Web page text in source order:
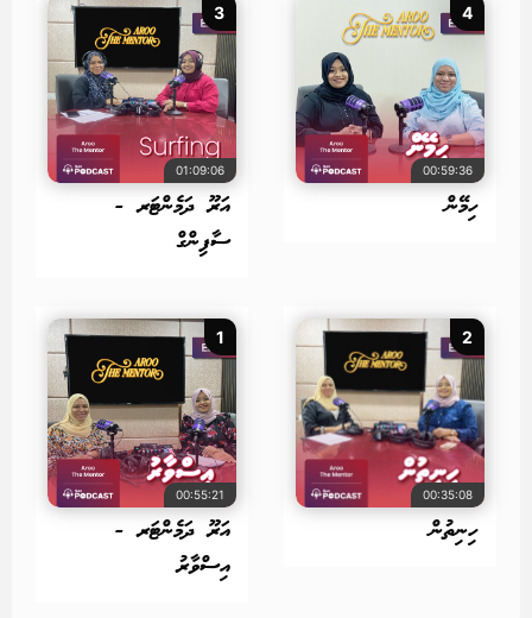
4
00:59:36
ހިމޭން
3
01:09:06
އަރޫ ދަމެންޓަރ -
ސާފިންގް
2
00:35:08
ހިނިތުން
1
00:55:21
އަރޫ ދަމެންޓަރ -
އިސްވާރު